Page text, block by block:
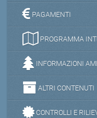
PAGAMENTI
PROGRAMMA
INFORMAZIONI
ALTRI CONTENUTI
CONTROLLI E